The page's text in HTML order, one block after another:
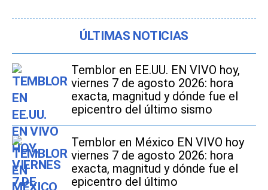
ÚLTIMAS NOTICIAS
Temblor en EE.UU. EN VIVO hoy,
viernes 7 de agosto 2026: hora
exacta, magnitud y dónde fue el
epicentro del último sismo
Temblor en México EN VIVO hoy
viernes 7 de agosto 2026: hora
exacta, magnitud y dónde fue el
epicentro del último